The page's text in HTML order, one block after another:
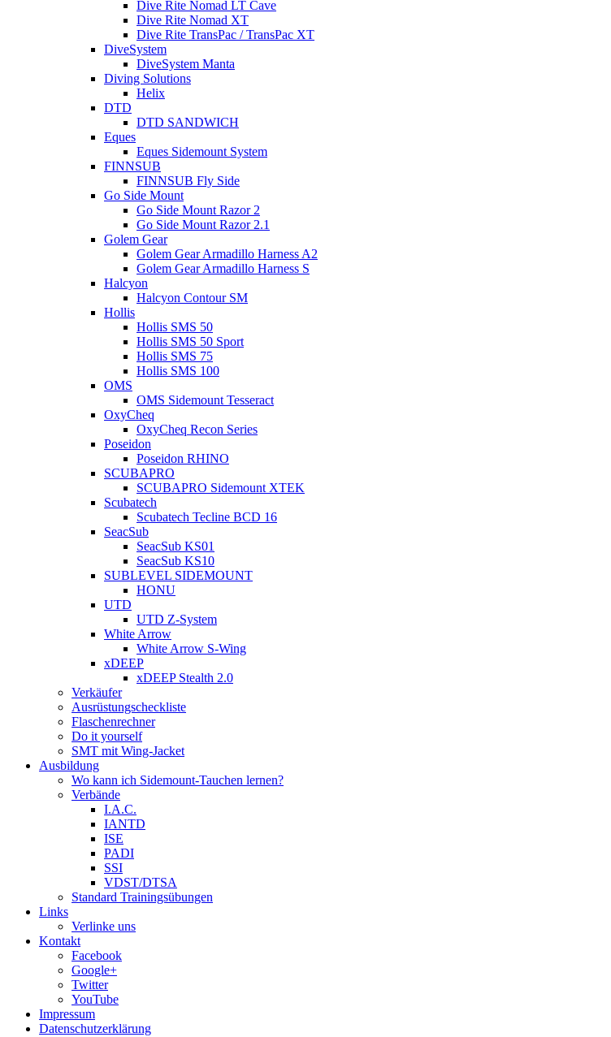
Dive Rite Nomad LT Cave
Dive Rite Nomad XT
Dive Rite TransPac / TransPac XT
DiveSystem
DiveSystem Manta
Diving Solutions
Helix
DTD
DTD SANDWICH
Eques
Eques Sidemount System
FINNSUB
FINNSUB Fly Side
Go Side Mount
Go Side Mount Razor 2
Go Side Mount Razor 2.1
Golem Gear
Golem Gear Armadillo Harness A2
Golem Gear Armadillo Harness S
Halcyon
Halcyon Contour SM
Hollis
Hollis SMS 50
Hollis SMS 50 Sport
Hollis SMS 75
Hollis SMS 100
OMS
OMS Sidemount Tesseract
OxyCheq
OxyCheq Recon Series
Poseidon
Poseidon RHINO
SCUBAPRO
SCUBAPRO Sidemount XTEK
Scubatech
Scubatech Tecline BCD 16
SeacSub
SeacSub KS01
SeacSub KS10
SUBLEVEL SIDEMOUNT
HONU
UTD
UTD Z-System
White Arrow
White Arrow S-Wing
xDEEP
xDEEP Stealth 2.0
Verkäufer
Ausrüstungscheckliste
Flaschenrechner
Do it yourself
SMT mit Wing-Jacket
Ausbildung
Wo kann ich Sidemount-Tauchen lernen?
Verbände
I.A.C.
IANTD
ISE
PADI
SSI
VDST/DTSA
Standard Trainingsübungen
Links
Verlinke uns
Kontakt
Facebook
Google+
Twitter
YouTube
Impressum
Datenschutzerklärung